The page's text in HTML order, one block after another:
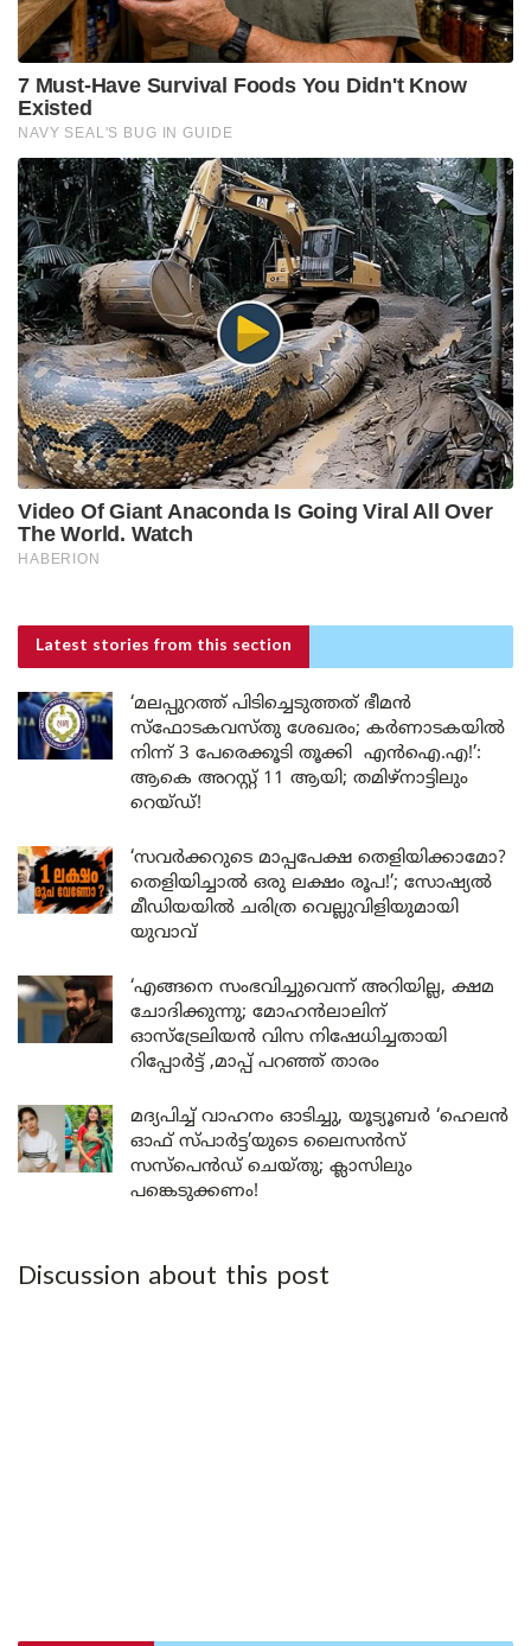
Latest stories from this section
‘മലപ്പുറത്ത് പിടിച്ചെടുത്തത് ഭീമൻ
സ്ഫോടകവസ്തു ശേഖരം; കർണാടകയിൽ
നിന്ന് 3 പേരെക്കൂടി തൂക്കി എൻഐ.എ!’:
ആകെ അറസ്റ്റ് 11 ആയി; തമിഴ്‌നാട്ടിലും
റെയ്ഡ്!
‘സവർക്കറുടെ മാപ്പപേക്ഷ തെളിയിക്കാമോ?
തെളിയിച്ചാൽ ഒരു ലക്ഷം രൂപ!’; സോഷ്യൽ
മീഡിയയിൽ ചരിത്ര വെല്ലുവിളിയുമായി
യുവാവ്
‘എങ്ങനെ സംഭവിച്ചുവെന്ന് അറിയില്ല, ക്ഷമ
ചോദിക്കുന്നു; മോഹൻലാലിന്
ഓസ്ട്രേലിയൻ വിസ നിഷേധിച്ചതായി
റിപ്പോർട്ട് ,മാപ്പ് പറഞ്ഞ് താരം
മദ്യപിച്ച് വാഹനം ഓടിച്ചു, യൂട്യൂബർ ‘ഹെലൻ
ഓഫ് സ്പാർട്ട’യുടെ ലൈസൻസ്
സസ്പെൻഡ് ചെയ്തു; ക്ലാസിലും
പങ്കെടുക്കണം!
Discussion about this post